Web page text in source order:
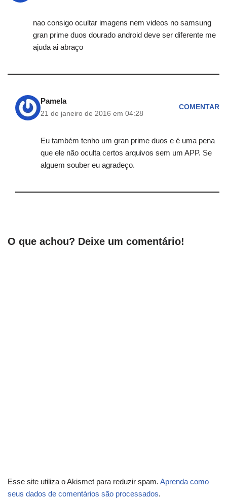
nao consigo ocultar imagens nem videos no samsung
gran prime duos dourado android deve ser diferente me
ajuda ai abraço
Pamela
21 de janeiro de 2016 em 04:28
COMENTAR
Eu também tenho um gran prime duos e é uma pena
que ele não oculta certos arquivos sem um APP. Se
alguem souber eu agradeço.
O que achou? Deixe um comentário!
Esse site utiliza o Akismet para reduzir spam. Aprenda como
seus dados de comentários são processados.